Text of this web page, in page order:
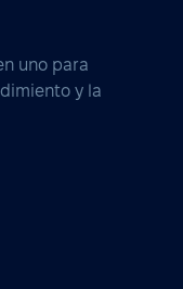
uno para
y la